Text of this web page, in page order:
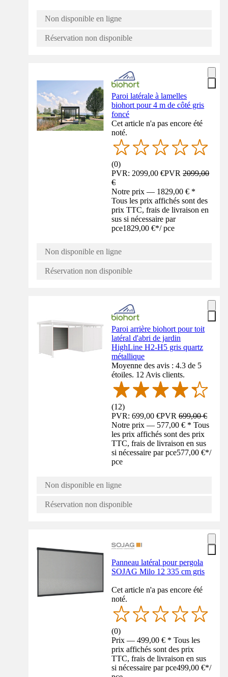
Non disponible en ligne
Réservation non disponible
Paroi latérale à lamelles
biohort pour 4 m de côté gris
foncé
Cet article n'a pas encore été
noté.
(0)
PVR: 2099,00 €PVR2099,00
€
Notre prix — 1829,00 € *
Tous les prix affichés sont des
prix TTC, frais de livraison en
sus si nécessaire par
pce1829,00 €*/ pce
Non disponible en ligne
Réservation non disponible
Paroi arrière biohort pour toit
latéral d'abri de jardin
HighLine H2-H5 gris quartz
métallique
Moyenne des avis : 4.3 de 5
étoiles. 12 Avis clients.
(12)
PVR: 699,00 €PVR699,00 €
Notre prix — 577,00 € * Tous
les prix affichés sont des prix
TTC, frais de livraison en sus
si nécessaire par pce577,00 €*/
pce
Non disponible en ligne
Réservation non disponible
Panneau latéral pour pergola
SOJAG Milo 12 335 cm gris
Cet article n'a pas encore été
noté.
(0)
Prix — 499,00 € * Tous les
prix affichés sont des prix
TTC, frais de livraison en sus
si nécessaire par pce499,00 €*/